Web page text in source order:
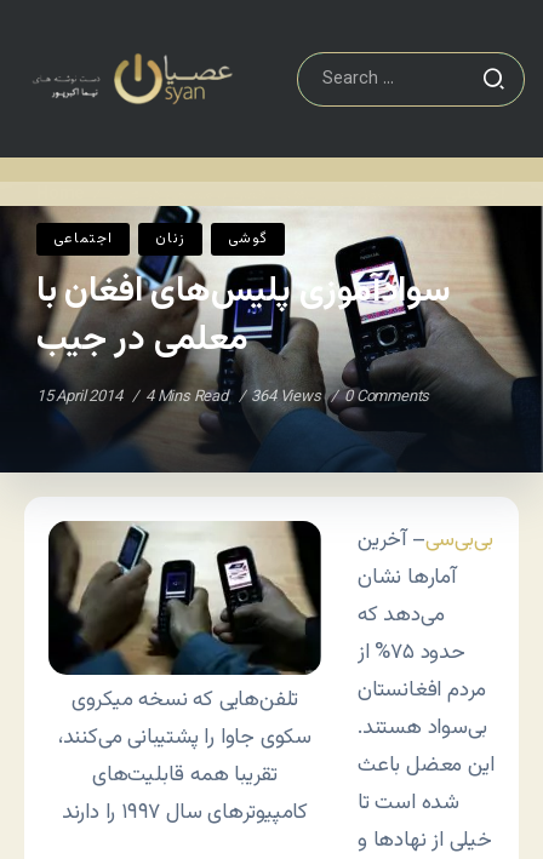
اجتماعی زنان گوشی
سوادآموزی پلیس‌های افغان با
معلمی در جیب
15 April 2014 4 Mins Read 364 Views 0 Comments
تلفن‌هایی که نسخه میکروی
سکوی جاوا را پشتیبانی می‌کنند،
تقریبا همه قابلیت‌های
کامپیوترهای سال ۱۹۹۷ را دارند
بی‌بی‌سی– آخرین
آمارها نشان
می‌دهد که
حدود ۷۵% از
مردم افغانستان
بی‌سواد هستند.
این معضل باعث
شده است تا
خیلی از نهادها و